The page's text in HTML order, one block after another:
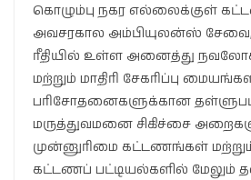
கொழும்பு நகர எல்லைக்குள்
அவசரகால அம்பியுலன்ஸ்
ரீதியில் உள்ள அனைத்து
மற்றும் மாதிரி சேகரிப்பு
பரிசோதனைகளுக்கான
மருத்துவமனை சிகிச்சை
முன்னுரிமை கட்டணங்கள்
கட்டணப் பட்டியல்களில் மேலும்